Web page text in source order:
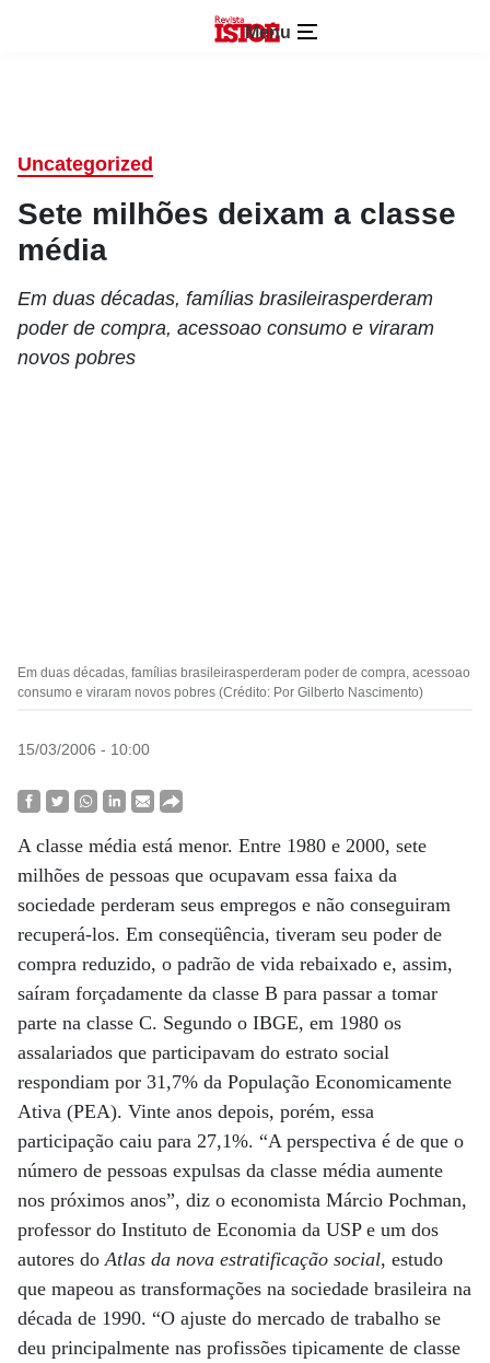
Menu
Uncategorized
Sete milhões deixam a classe
média
Em duas décadas, famílias brasileirasperderam
poder de compra, acessoao consumo e viraram
novos pobres
Em duas décadas, famílias brasileirasperderam poder de compra, acessoao
consumo e viraram novos pobres (Crédito: Por Gilberto Nascimento)
15/03/2006 - 10:00
A classe média está menor. Entre 1980 e 2000, sete
milhões de pessoas que ocupavam essa faixa da
sociedade perderam seus empregos e não conseguiram
recuperá-los. Em conseqüência, tiveram seu poder de
compra reduzido, o padrão de vida rebaixado e, assim,
saíram forçadamente da classe B para passar a tomar
parte na classe C. Segundo o IBGE, em 1980 os
assalariados que participavam do estrato social
respondiam por 31,7% da População Economicamente
Ativa (PEA). Vinte anos depois, porém, essa
participação caiu para 27,1%. “A perspectiva é de que o
número de pessoas expulsas da classe média aumente
nos próximos anos”, diz o economista Márcio Pochman,
professor do Instituto de Economia da USP e um dos
autores doAtlas da nova estratificação social, estudo
que mapeou as transformações na sociedade brasileira na
década de 1990. “O ajuste do mercado de trabalho se
deu principalmente nas profissões tipicamente de classe